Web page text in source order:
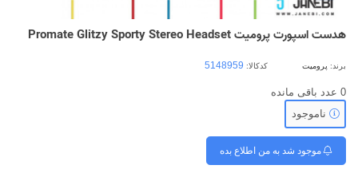
هدست اسپورت پرومیت Promate Glitzy Sporty Stereo Headset
برند: پرومیت کدکالا:
0 عدد باقی مانده
ناموجود
موجود شد به من اطلاع بده